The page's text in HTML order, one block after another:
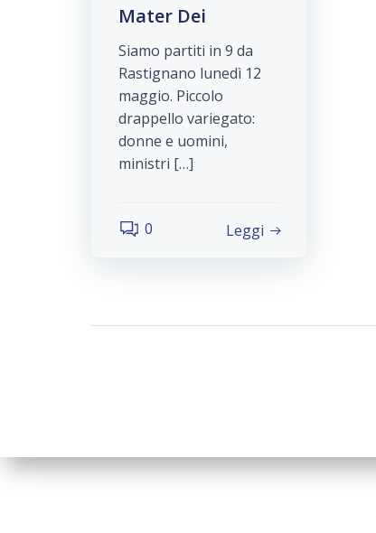
Mater Dei
Siamo partiti in 9 da
Rastignano lunedì 12
maggio. Piccolo
drappello variegato:
donne e uomini,
ministri […]
0 Leggi